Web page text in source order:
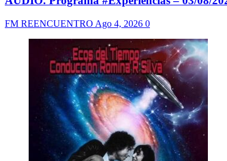
FM REENCUENTRO Ago 4, 2026 0